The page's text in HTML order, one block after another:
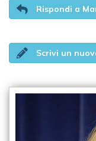
Rispondi a
Scrivi un